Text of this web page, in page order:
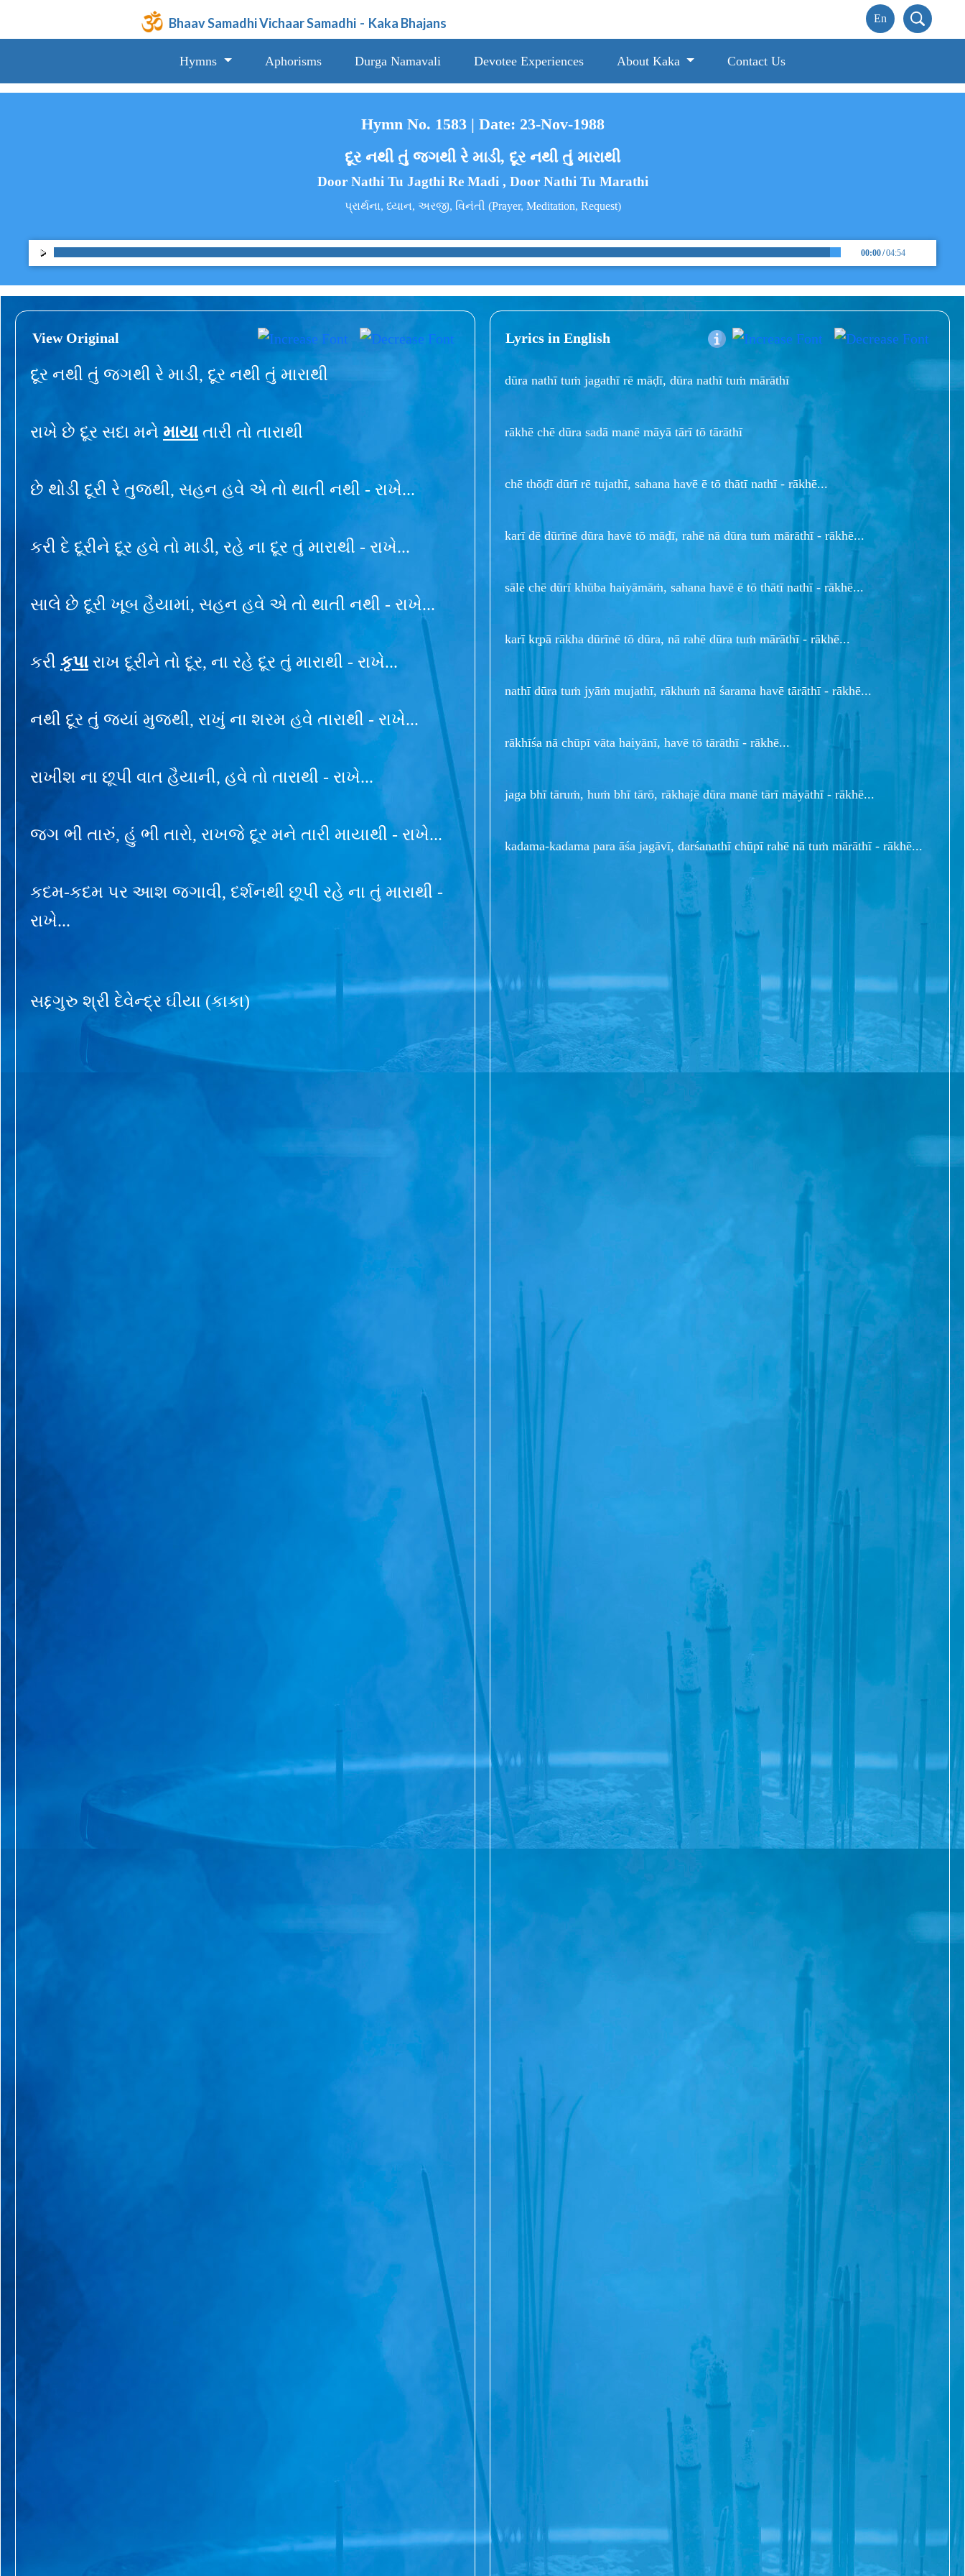
Bhaav Samadhi Vichaar Samadhi - Kaka Bhajans
Hymns Aphorisms Durga Namavali Devotee Experiences About Kaka Contact Us
Hymn No. 1583 | Date: 23-Nov-1988
દૂર નથી તું જગથી રે માડી, દૂર નથી તું મારાથી
Door Nathi Tu Jagthi Re Madi , Door Nathi Tu Marathi
પ્રાર્થના, ધ્યાન, અરજી, વિનંતી (Prayer, Meditation, Request)
00:00/04:54
View Original
દૂર નથી તું જગથી રે માડી, દૂર નથી તું મારાથી
રાખે છે દૂર સદા મને માયા તારી તો તારાથી
છે થોડી દૂરી રે તુજથી, સહન હવે એ તો થાતી નથી - રાખે...
કરી દે દૂરીને દૂર હવે તો માડી, રહે ના દૂર તું મારાથી - રાખે...
સાલે છે દૂરી ખૂબ હૈયામાં, સહન હવે એ તો થાતી નથી - રાખે...
કરી કૃપા રાખ દૂરીને તો દૂર, ના રહે દૂર તું મારાથી - રાખે...
નથી દૂર તું જ્યાં મુજથી, રાખું ના શરમ હવે તારાથી - રાખે...
રાખીશ ના છૂપી વાત હૈયાની, હવે તો તારાથી - રાખે...
જગ ભી તારું, હું ભી તારો, રાખજે દૂર મને તારી માયાથી - રાખે...
કદમ-કદમ પર આશ જગાવી, દર્શનથી છૂપી રહે ના તું મારાથી -
રાખે...
સદ્દગુરુ શ્રી દેવેન્દ્ર ઘીયા (કાકા)
Lyrics in English
dūra nathī tuṁ jagathī rē māḍī, dūra nathī tuṁ mārāthī
rākhē chē dūra sadā manē māyā tārī tō tārāthī
chē thōḍī dūrī rē tujathī, sahana havē ē tō thātī nathī - rākhē...
karī dē dūrīnē dūra havē tō māḍī, rahē nā dūra tuṁ mārāthī - rākhē...
sālē chē dūrī khūba haiyāmāṁ, sahana havē ē tō thātī nathī - rākhē...
karī kr̥pā rākha dūrīnē tō dūra, nā rahē dūra tuṁ mārāthī - rākhē...
nathī dūra tuṁ jyāṁ mujathī, rākhuṁ nā śarama havē tārāthī - rākhē...
rākhīśa nā chūpī vāta haiyānī, havē tō tārāthī - rākhē...
jaga bhī tāruṁ, huṁ bhī tārō, rākhajē dūra manē tārī māyāthī - rākhē...
kadama-kadama para āśa jagāvī, darśanathī chūpī rahē nā tuṁ mārāthī - rākhē...